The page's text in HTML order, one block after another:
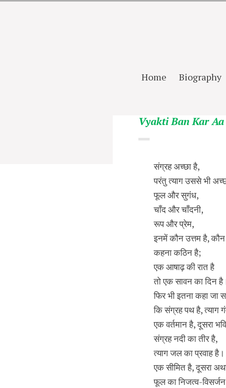
Home Biography
Vyakti Ban Kar Aa
संग्रह अच्छा है,
परंतु त्याग उससे भी
फूल और सुगंध,
चाँद और चाँदनी,
रूप और प्रेम,
इनमें कौन उत्तम है,
कहना कठिन है;
एक आषाढ़ की रात है
तो एक सावन का दिन
फिर भी इतना कहा जा
कि संग्रह पथ है, त्याग
एक वर्तमान है, दूसरा
संग्रह नदी का तीर है,
त्याग जल का प्रवाह है।
एक सीमित है, दूसरा
फूल का निजत्व-